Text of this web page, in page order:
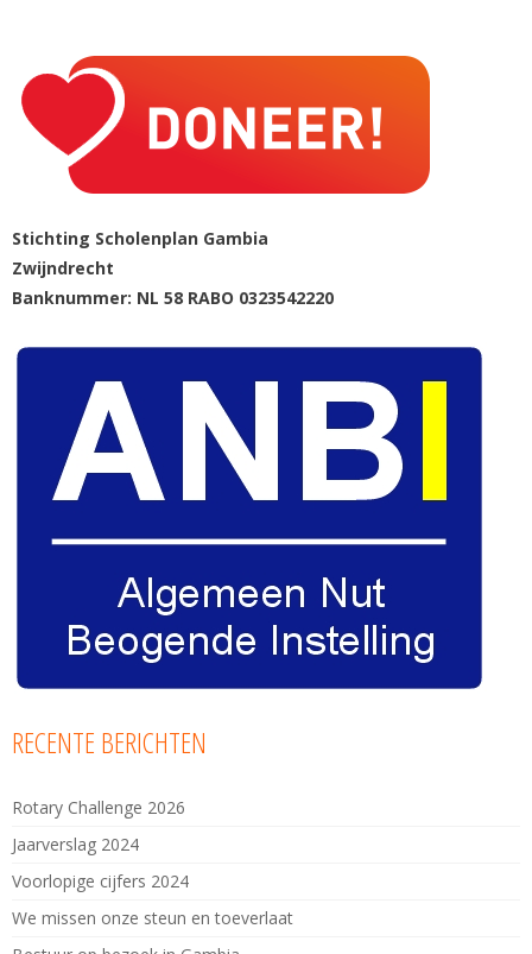
Stichting Scholenplan Gambia
Zwijndrecht
Banknummer: NL 58 RABO 0323542220
RECENTE BERICHTEN
Rotary Challenge 2026
Jaarverslag 2024
Voorlopige cijfers 2024
We missen onze steun en toeverlaat